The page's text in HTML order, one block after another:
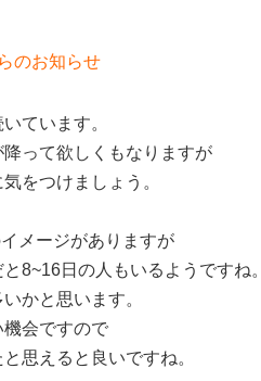
のお知らせ
ています。
って欲しくもなりますが
をつけましょう。
メージがありますが
8~16日の人もいるようですね。
かと思います。
会ですので
思えると良いですね。